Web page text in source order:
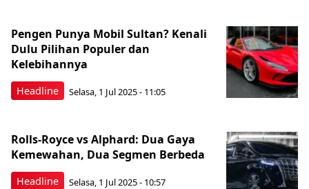
Headline
Pengen Punya Mobil Sultan? Kenali
Dulu Pilihan Populer dan
Kelebihannya
Selasa, 1 Jul 2025 - 11:05
Headline
Rolls-Royce vs Alphard: Dua Gaya
Kemewahan, Dua Segmen Berbeda
Selasa, 1 Jul 2025 - 10:57